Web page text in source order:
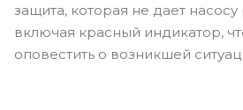
защита, которая не дает насосу
включая красный индикатор,
оповестить о возникшей